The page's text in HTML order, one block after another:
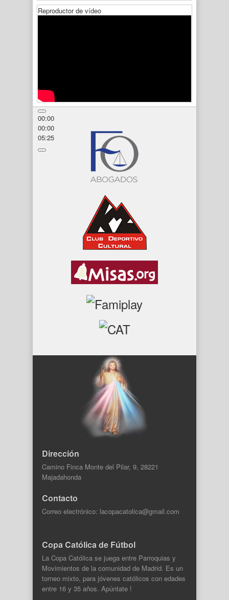
Reproductor de vídeo
00:00
00:00
05:25
Dirección
Camino Finca Monte del Pilar, 9, 28221
Majadahonda
Contacto
Correo electrónico: lacopacatolica@gmail.com
Copa Católica de Fútbol
La Copa Católica se juega entre Parroquias y
Movimientos de la comunidad de Madrid. Es un
torneo mixto, para jóvenes católicos con edades
entre 16 y 35 años. Apúntate !